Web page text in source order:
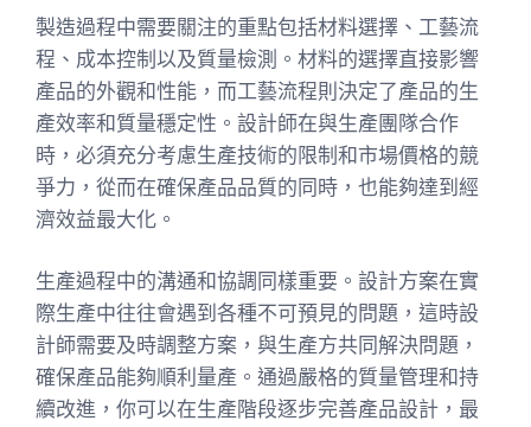
製造過程中需要關注的重點包括材料選擇、工藝流
程、成本控制以及質量檢測。材料的選擇直接影響
產品的外觀和性能，而工藝流程則決定了產品的生
產效率和質量穩定性。設計師在與生產團隊合作
時，必須充分考慮生產技術的限制和市場價格的競
爭力，從而在確保產品品質的同時，也能夠達到經
濟效益最大化。
生產過程中的溝通和協調同樣重要。設計方案在實
際生產中往往會遇到各種不可預見的問題，這時設
計師需要及時調整方案，與生產方共同解決問題，
確保產品能夠順利量產。通過嚴格的質量管理和持
續改進，你可以在生產階段逐步完善產品設計，最